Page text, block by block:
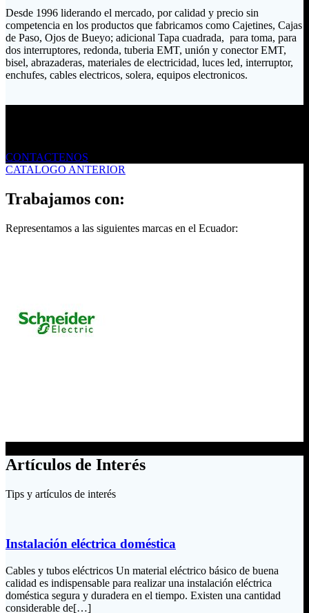
Desde 1996 liderando el mercado, por calidad y precio sin
competencia en los productos que fabricamos como Cajetines, Cajas
de Paso, Ojos de Bueyo; adicional Tapa cuadrada, para toma, para
dos interruptores, redonda, tuberia EMT, unión y conector EMT,
bisel, abrazaderas, materiales de electricidad, luces led, interruptor,
enchufes, cables electricos, solera, equipos electronicos.
CONTACTENOS
CATALOGO ANTERIOR
Trabajamos con:
Representamos a las siguientes marcas en el Ecuador:
Artículos de Interés
Tips y artículos de interés
Instalación eléctrica doméstica
Cables y tubos eléctricos Un material eléctrico básico de buena
calidad es indispensable para realizar una instalación eléctrica
doméstica segura y duradera en el tiempo. Existen una cantidad
considerable de[…]